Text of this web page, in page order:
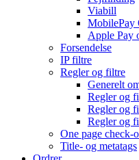
Viabill
MobilePay
Apple Pay
Forsendelse
IP filtre
Regler og filtre
Generelt
Regler og
Regler og
Regler og
One page check-
Title- og metatags